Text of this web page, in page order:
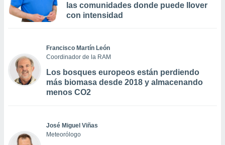
las comunidades donde puede llover
con intensidad
Francisco Martín León
Coordinador de la RAM
Los bosques europeos están perdiendo
más biomasa desde 2018 y almacenando
menos CO2
José Miguel Viñas
Meteorólogo